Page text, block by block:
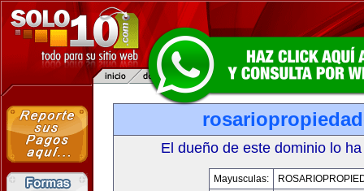
El dueño de este dominio lo
Mayusculas: